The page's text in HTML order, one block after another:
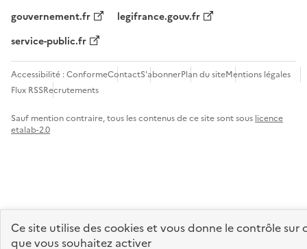
gouvernement.fr
legifrance.gouv.fr
service-public.fr
Accessibilité : ConformeContactS'abonnerPlan du siteMentions légales
Flux RSSRecrutements
Sauf mention contraire, tous les contenus de ce site sont sous licence
etalab-2.0
Ce site utilise des cookies et vous donne le contrôle sur
que vous souhaitez activer